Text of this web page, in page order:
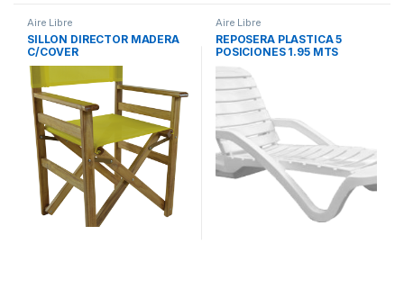
Aire Libre
SILLON DIRECTOR MADERA
C/COVER
Aire Libre
REPOSERA PLASTICA 5
POSICIONES 1.95 MTS